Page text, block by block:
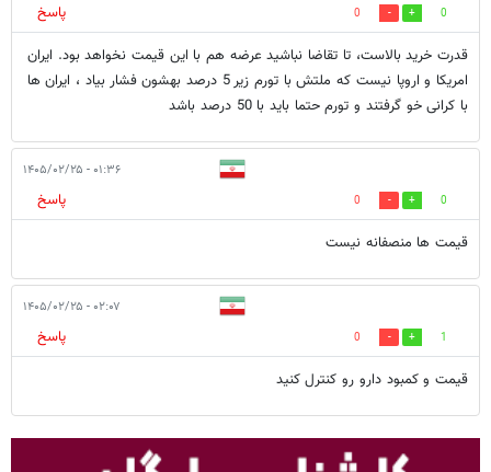
0
0
پاسخ
قدرت خرید بالاست، تا تقاضا نباشید عرضه هم با این قیمت نخواهد بود. ایران
امریکا و اروپا نیست که ملتش با تورم زیر 5 درصد بهشون فشار بیاد ، ایران ها
با کرانی خو گرفتند و تورم حتما باید با 50 درصد باشد
۰۱:۳۶ - ۱۴۰۵/۰۲/۲۵
0
0
پاسخ
قیمت ها منصفانه نیست
۰۲:۰۷ - ۱۴۰۵/۰۲/۲۵
1
0
پاسخ
قیمت و کمبود دارو رو کنترل کنید